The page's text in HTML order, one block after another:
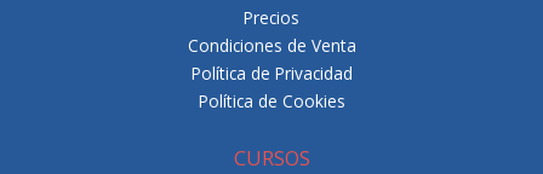
Precios
Condiciones de Venta
Política de Privacidad
Política de Cookies
CURSOS